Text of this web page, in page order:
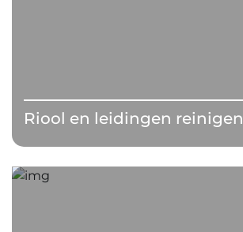
Riool en leidingen reinigen